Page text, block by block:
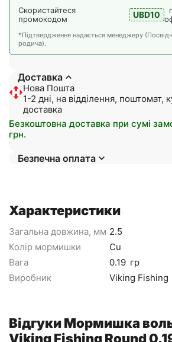
Скористайтеся
промокодом
UBD10
*Підтвердження надається менеджеру
родича).
Доставка
Нова Пошта
1-2 дні, на відділення, поштомат,
доставка
Безкоштовна доставка при сумі
грн.
Безпечна оплата
Характеристики
Загальна довжина, мм 2.5
Колір мормишки
Cu
Вага
0.19 гр
Виробник
Viking Fishing
Відгуки Мормишка
Viking Fishing Round